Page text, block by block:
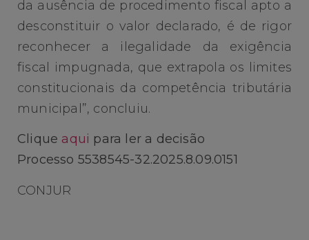
da ausência de procedimento fiscal apto a
desconstituir o valor declarado, é de rigor
reconhecer a ilegalidade da exigência
fiscal impugnada, que extrapola os limites
constitucionais da competência tributária
municipal”, concluiu.
Clique aqui para ler a decisão
Processo 5538545-32.2025.8.09.0151
CONJUR